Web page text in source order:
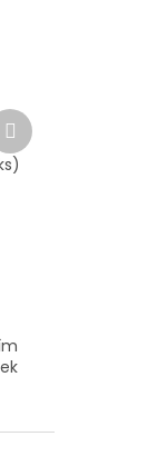
Další
produkt